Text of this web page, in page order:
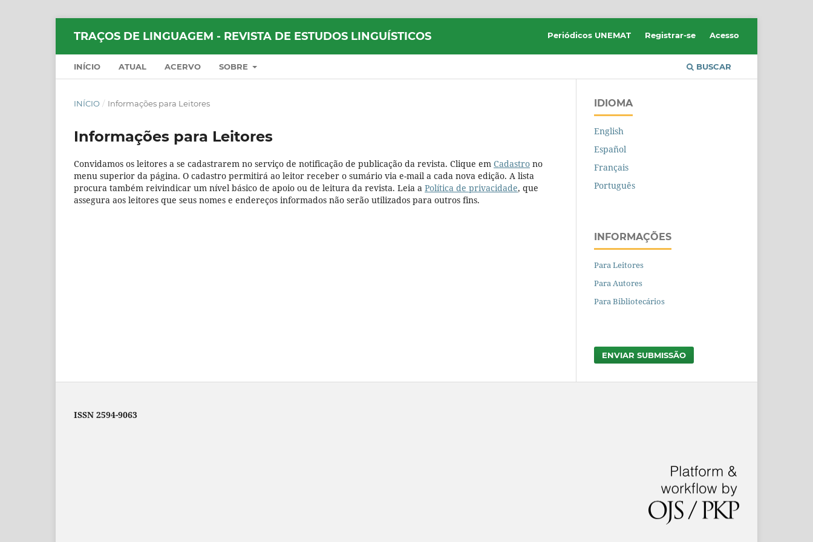
TRAÇOS DE LINGUAGEM - REVISTA DE ESTUDOS LINGUÍSTICOS
INÍCIO ATUAL ACERVO SOBRE BUSCAR
Periódicos UNEMAT Registrar-se Acesso
INÍCIO / Informações para Leitores
Informações para Leitores
Convidamos os leitores a se cadastrarem no serviço de notificação de publicação da revista. Clique em Cadastro no
menu superior da página. O cadastro permitirá ao leitor receber o sumário via e-mail a cada nova edição. A lista
procura também reivindicar um nível básico de apoio ou de leitura da revista. Leia a Política de privacidade, que
assegura aos leitores que seus nomes e endereços informados não serão utilizados para outros fins.
IDIOMA
English
Español
Français
Português
INFORMAÇÕES
Para Leitores
Para Autores
Para Bibliotecários
ENVIAR SUBMISSÃO
ISSN 2594-9063